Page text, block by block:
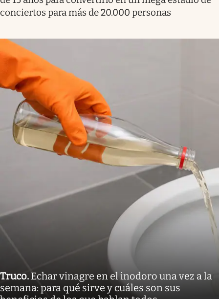
conciertos para más de 20.000 personas
Truco. Echar vinagre en el inodoro una vez a la
semana: para qué sirve y cuáles son sus